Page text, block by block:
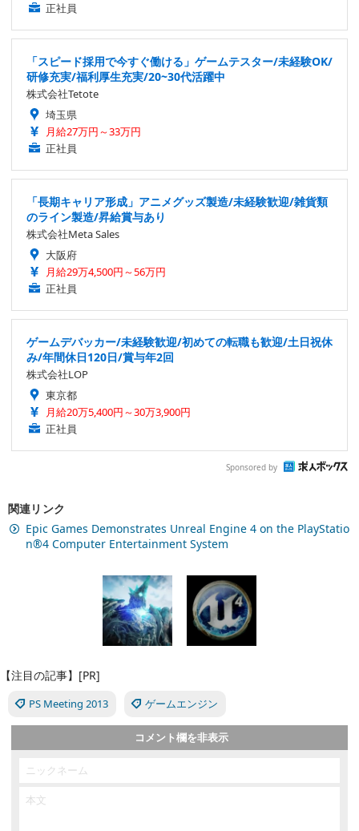
正社員
「スピード採用で今すぐ働ける」ゲームテスター/未経験OK/
研修充実/福利厚生充実/20~30代活躍中
株式会社Tetote
埼玉県
月給27万円～33万円
正社員
「長期キャリア形成」アニメグッズ製造/未経験歓迎/雑貨類
のライン製造/昇給賞与あり
株式会社Meta Sales
大阪府
月給29万4,500円～56万円
正社員
ゲームデバッカー/未経験歓迎/初めての転職も歓迎/土日祝休
み/年間休日120日/賞与年2回
株式会社LOP
東京都
月給20万5,400円～30万3,900円
正社員
Sponsored by
関連リンク
Epic Games Demonstrates Unreal Engine 4 on the PlayStatio
n®4 Computer Entertainment System
【注目の記事】[PR]
PS Meeting 2013 ゲームエンジン
コメント欄を非表示